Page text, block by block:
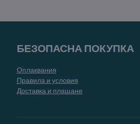
БЕЗОПАСНА ПОКУПКА
Оплаквания
Правила и условия
Доставка и плащане